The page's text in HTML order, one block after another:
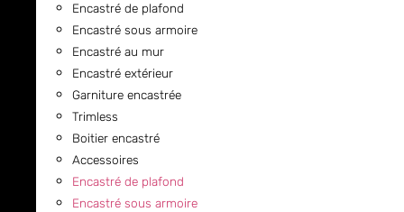
Encastré de plafond
Encastré sous armoire
Encastré au mur
Encastré extérieur
Garniture encastrée
Trimless
Boitier encastré
Accessoires
Encastré de plafond
Encastré sous armoire